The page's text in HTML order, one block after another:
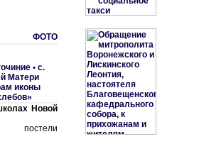
ФОТО
• с.
Матери
иконы
Новой
постели